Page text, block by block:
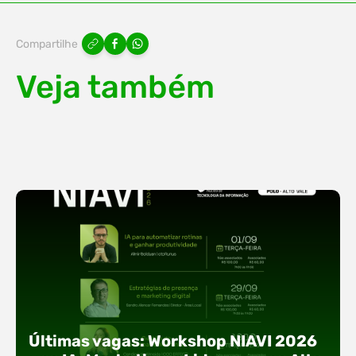
Compartilhe
Veja também
Últimas vagas: Workshop NIAVI 2026